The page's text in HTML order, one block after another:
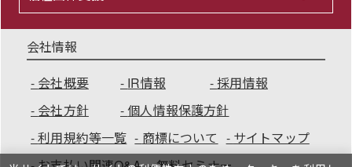
会社情報
会社概要
IR情報
採用情報
会社方針
個人情報保護方針
利用規約等一覧
商標について
サイトマップ